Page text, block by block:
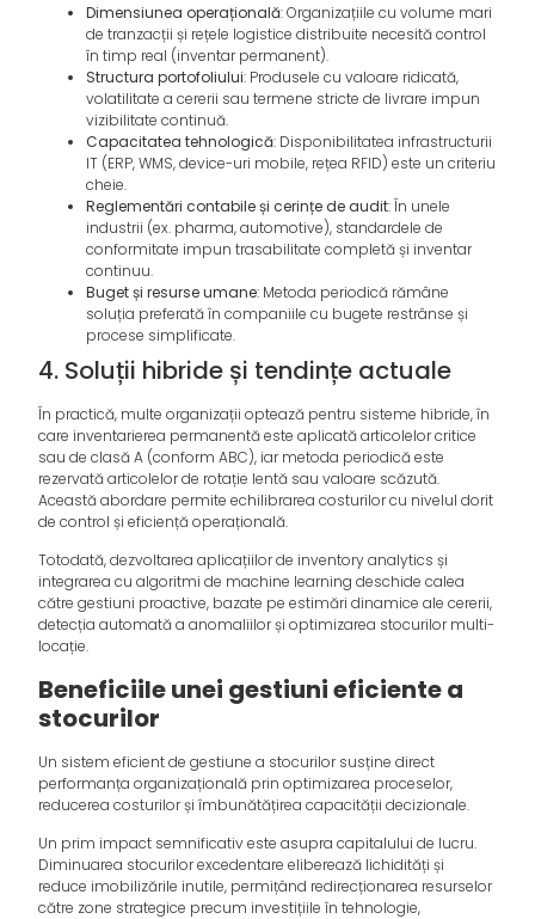
Dimensiunea operațională: Organizațiile cu volume mari
de tranzacții și rețele logistice distribuite necesită control
în timp real (inventar permanent).
Structura portofoliului: Produsele cu valoare ridicată,
volatilitate a cererii sau termene stricte de livrare impun
vizibilitate continuă.
Capacitatea tehnologică: Disponibilitatea infrastructurii
IT (ERP, WMS, device-uri mobile, rețea RFID) este un criteriu
cheie.
Reglementări contabile și cerințe de audit: În unele
industrii (ex. pharma, automotive), standardele de
conformitate impun trasabilitate completă și inventar
continuu.
Buget și resurse umane: Metoda periodică rămâne
soluția preferată în companiile cu bugete restrânse și
procese simplificate.
4. Soluții hibride și tendințe actuale
În practică, multe organizații optează pentru sisteme hibride, în
care inventarierea permanentă este aplicată articolelor critice
sau de clasă A (conform ABC), iar metoda periodică este
rezervată articolelor de rotație lentă sau valoare scăzută.
Această abordare permite echilibrarea costurilor cu nivelul dorit
de control și eficiență operațională.
Totodată, dezvoltarea aplicațiilor de inventory analytics și
integrarea cu algoritmi de machine learning deschide calea
către gestiuni proactive, bazate pe estimări dinamice ale cererii,
detecția automată a anomaliilor și optimizarea stocurilor multi-
locație.
Beneficiile unei gestiuni eficiente a
stocurilor
Un sistem eficient de gestiune a stocurilor susține direct
performanța organizațională prin optimizarea proceselor,
reducerea costurilor și îmbunătățirea capacității decizionale.
Un prim impact semnificativ este asupra capitalului de lucru.
Diminuarea stocurilor excedentare eliberează lichidități și
reduce imobilizările inutile, permițând redirecționarea resurselor
către zone strategice precum investițiile în tehnologie,